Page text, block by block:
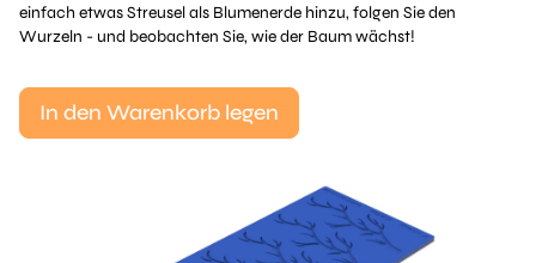
einfach etwas Streusel als Blumenerde hinzu, folgen Sie den
Wurzeln - und beobachten Sie, wie der Baum wächst!
In den Warenkorb legen